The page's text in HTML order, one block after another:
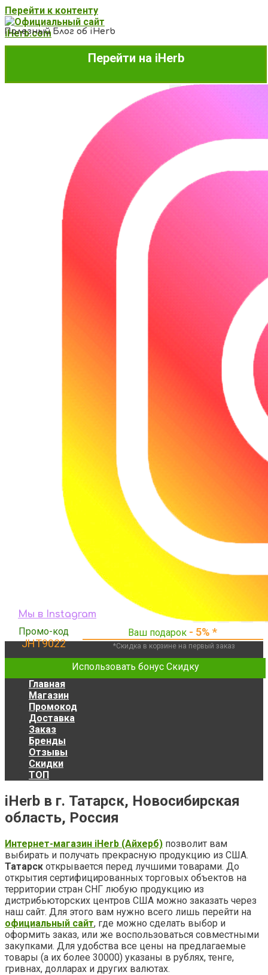
Перейти к контенту
Полезный Блог об iHerb
Перейти на iHerb
Мы в Instagram
Промо-код
JHT9022
Ваш подарок - 5% *
*Скидка в корзине на первый заказ
Использовать бонус Скидку
Главная
Магазин
Промокод
Доставка
Заказ
Бренды
Отзывы
Скидки
ТОП
iHerb в г. Татарск, Новосибирская
область, Россия
Интернет-магазин iHerb (Айхерб) позволит вам
выбирать и получать прекрасную продукцию из США.
Татарск открывается перед лучшими товарами. До
открытия сертифицированных торговых объектов на
территории стран СНГ любую продукцию из
дистрибьюторских центров США можно заказать через
наш сайт. Для этого вам нужно всего лишь перейти на
официальный сайт, где можно сделать выбор и
оформить заказ, или же воспользоваться совместными
закупками. Для удобства все цены на предлагаемые
товары (а их более 30000) указаны в рублях, тенге,
гривнах, долларах и других валютах.